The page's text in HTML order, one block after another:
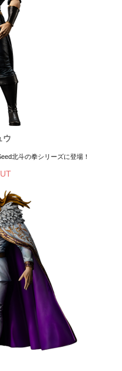
ウ
北斗の拳シリーズに登場！